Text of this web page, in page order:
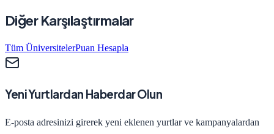
Diğer Karşılaştırmalar
Tüm ÜniversitelerPuan Hesapla
Yeni Yurtlardan Haberdar Olun
E-posta adresinizi girerek yeni eklenen yurtlar ve kampanyalardan